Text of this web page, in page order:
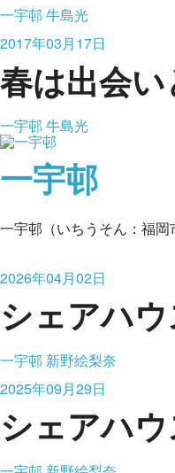
一宇邨 牛島光
2017年03月17日
春は出会
一宇邨 牛島光
一宇邨
一宇邨（いちうそん：福
2026年04月02日
シェアハ
一宇邨 新野絵梨奈
2025年09月29日
シェアハ